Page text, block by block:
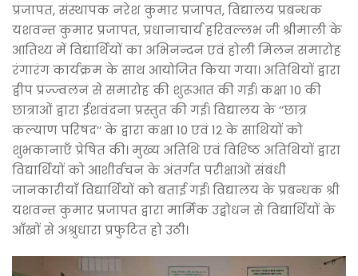
प्रजापत, संस्थापक नरेश कुमार प्रजापत, विद्यालय प्रबन्धक
यशवन्त कुमार प्रजापत, प्रधानाचार्य हरिवल्लभ जी श्रीमाली के
आतिथ्य में विद्यार्थियों का अभिनन्दन एवं होली मिलन समारोह
रंगारंग कार्यक्रम के साथ आयोजित किया गया। अतिथियों द्वारा
द्वीप प्रज्ज्वलन से समारोह की शुरूआत की गई। कक्षा 10 की
छात्राओं द्वारा ईशवंदना प्रस्तुत की गई। विद्यालय के ’’छात्र
कल्याण परिषद’’ के द्वारा कक्षा 10 एवं 12 के साथियों को
शुभकानाएँ प्रेषित की। मुख्य अतिथि एवं विश्ष्ठि अतिथियों द्वारा
विद्यार्थियों को आशीर्वचन के अंतर्गत परीक्षाओं संबंधी
जानकारीयाँ विद्यार्थियों को बताई गई। विद्यालय के प्रबन्धक श्री
यशवन्त कुमार प्रजापत द्वारा मार्मिक उद्बोधन से विद्यार्थियों के
आँखों से अश्रुधारा प्रफुटित हो उठी।